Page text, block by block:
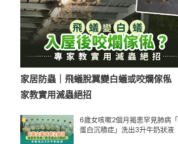
家居防蟲｜飛蟻脫翼變白蟻或咬爛傢
家教實用滅蟲絕招
6歲女咳嗽2個月揭患罕見肺病
蛋白沉積症」洗出3升牛奶狀液